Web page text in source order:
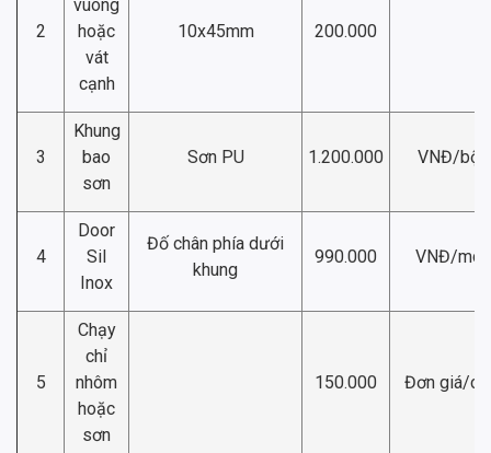
2
vuông
hoặc
vát
cạnh
10x45mm 200.000
3
Khung
bao
sơn
Sơn PU 1.200.000 VNĐ/bộ
4
Door
Sil
Inox
Đố chân phía dưới
khung
990.000 VNĐ/md
5
Chạy
chỉ
nhôm
hoặc
sơn
150.000 Đơn giá/chỉ